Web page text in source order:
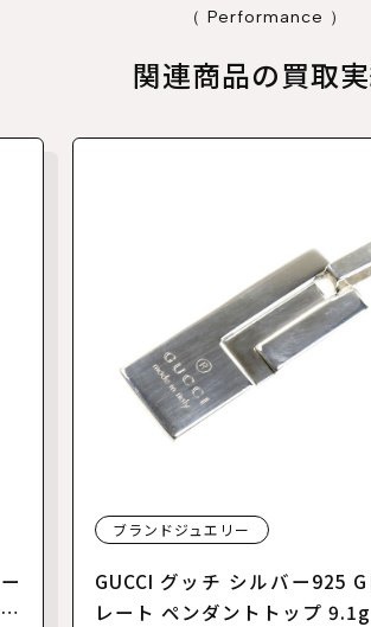
（ Performance ）
関連商品の買取
ブランドジュエリー
GUCCI グッチ シルバー925
レート ペンダントトップ